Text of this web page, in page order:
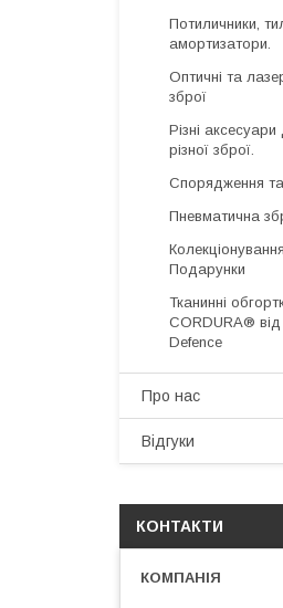
Потиличники,
амортизатори.
Оптичні та
зброї
Різні аксесуари
різної зброї.
Спорядження та
Пневматична
Подарунки
Тканинні
CORDURA®
Defence
Про нас
Відгуки
КОНТАКТИ